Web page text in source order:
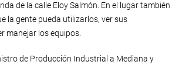
de la calle Eloy Salmón. En el lugar también
la gente pueda utilizarlos, ver sus
manejar los equipos.
de Producción Industrial a Mediana y